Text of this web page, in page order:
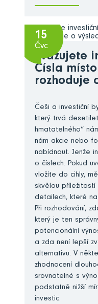
15
Čvc
Zvažujete
Čísla
rozhoduje
Češi a investiční
který trvá
hmatatelného“
nám akcie nebo
nabídnout. Jenže
o číslech. Pokud
vložíte do cihly,
skvělou
detailech, které
Při rozhodování,
který je ten
potencionální
a zda není lepší
alternativu. V
zhodnocení
srovnatelné s
podstatně nižší
investic.